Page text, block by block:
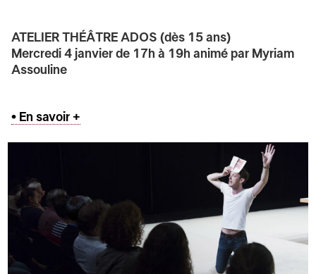
ATELIER THÉÂTRE ADOS (dès 15 ans)
Mercredi 4 janvier de 17h à 19h animé par Myriam
Assouline
• En savoir +